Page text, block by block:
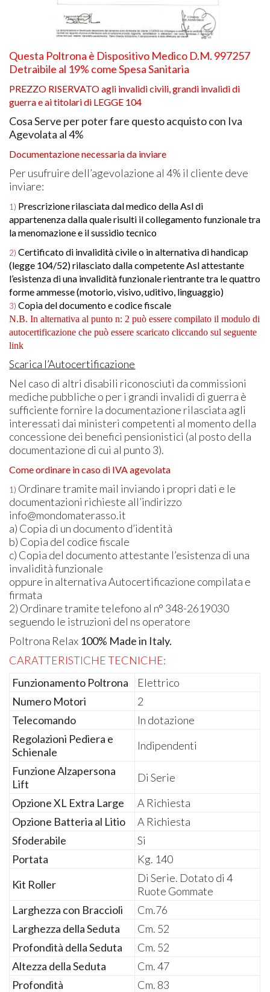
Questa Poltrona è Dispositivo Medico D.M. 997257
Detraibile al 19% come Spesa Sanitaria
PREZZO RISERVATOagli invalidi civili, grandi invalidi di
guerra e ai titolari di LEGGE 104
Cosa Serve per poter fare questo acquisto con Iva
Agevolata al 4%
Documentazione necessaria da inviare
Per usufruire dell’agevolazione al 4% il cliente deve
inviare:
1) Prescrizione rilasciata dal medico della Asl di
appartenenza dalla quale risulti il collegamento funzionale tra
la menomazione e il sussidio tecnico
2) Certificato di invalidità civile o in alternativa di handicap
(legge 104/52) rilasciato dalla competente Asl attestante
l’esistenza di una invalidità funzionale rientrante tra le quattro
forme ammesse (motorio, visivo, uditivo, linguaggio)
3) Copia del documento e codice fiscale
N.B. In alternativa al punto n: 2 può essere compilato il modulo di
autocertificazione che può essere scaricato cliccando sul seguente
link
Scarica l’Autocertificazione
Nel caso di altri disabili riconosciuti da commissioni
mediche pubbliche o per i grandi invalidi di guerra è
sufficiente fornire la documentazione rilasciata agli
interessati dai ministeri competenti al momento della
concessione dei benefici pensionistici (al posto della
documentazione di cui al punto 3).
Come ordinare in caso di IVAagevolata
1) Ordinare tramite mail inviando i propri dati e le
documentazioni richieste all’indirizzo
info@mondomaterasso.it
a) Copia di un documento d’identità
b) Copia del codice fiscale
c) Copia del documento attestante l’esistenza di una
invalidità funzionale
oppure in alternativa Autocertificazione compilata e
firmata
2) Ordinare tramite telefono al n° 348-2619030
seguendo le istruzioni del ns operatore
Poltrona Relax 100% Made in Italy.
CARATTERISTICHE TECNICHE:
Funzionamento Poltrona
Elettrico
Numero Motori
2
Telecomando
In dotazione
Regolazioni Pediera e
Schienale
Indipendenti
Funzione Alzapersona
Lift
Di Serie
Opzione XL Extra Large
A Richiesta
Opzione Batteria al Litio
A Richiesta
Sfoderabile
Si
Portata
Kg. 140
Kit Roller
Di Serie. Dotato di 4
Ruote Gommate
Larghezza con Braccioli
Cm.76
Larghezza della Seduta
Cm. 52
Profondità della Seduta
Cm. 52
Altezza della Seduta
Cm. 47
Profondità
Cm. 83